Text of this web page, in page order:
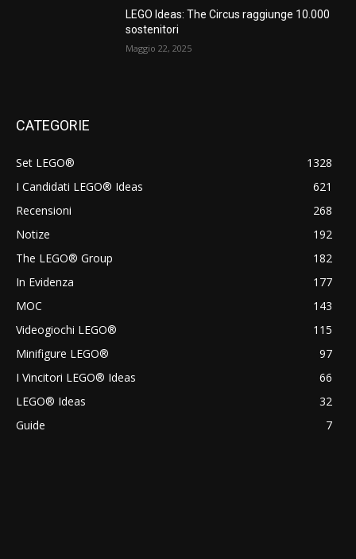
LEGO Ideas: The Circus raggiunge 10.000
sostenitori
Maggio 22, 2025
CATEGORIE
Set LEGO®
1328
I Candidati LEGO® Ideas
621
Recensioni
268
Notize
192
The LEGO® Group
182
In Evidenza
177
MOC
143
Videogiochi LEGO®
115
Minifigure LEGO®
97
I Vincitori LEGO® Ideas
66
LEGO® Ideas
32
Guide
7